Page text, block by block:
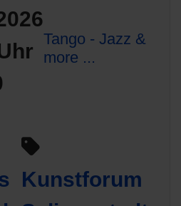
Tango - Jazz &
more ...
Kunstforum